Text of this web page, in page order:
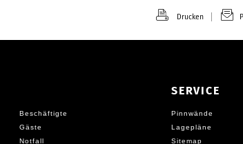
Drucken
Beschäftigte
Gäste
Notfall
SERVICE
Pinnwände
Lagepläne
Sitemap